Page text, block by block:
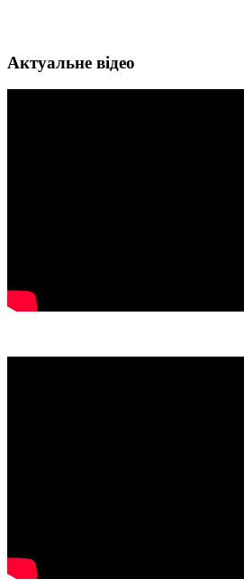
Актуальне відео